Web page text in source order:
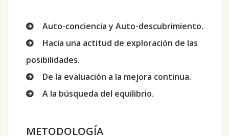
Auto-conciencia y Auto-descubrimiento.
Hacia una actitud de exploración de las
posibilidades.
De la evaluación a la mejora continua.
A la búsqueda del equilibrio.
METODOLOGÍA